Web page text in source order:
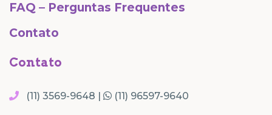
FAQ – Perguntas Frequentes
Contato
Contato
(11) 3569-9648 | (11) 96597-9640